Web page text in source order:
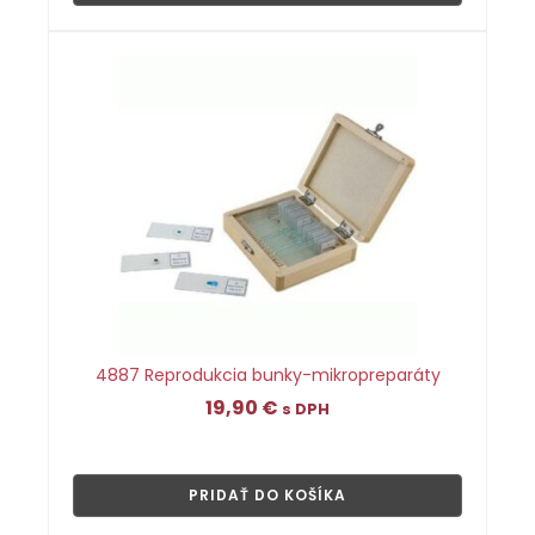
4887 Reprodukcia bunky-mikropreparáty
19,90 € s DPH
PRIDAŤ DO KOŠÍKA